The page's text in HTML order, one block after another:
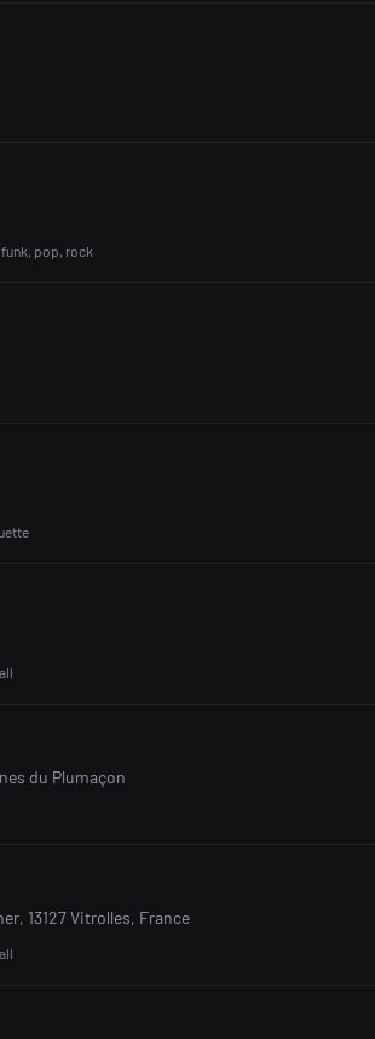
pop, rock
du Plumaçon
13127 Vitrolles, France